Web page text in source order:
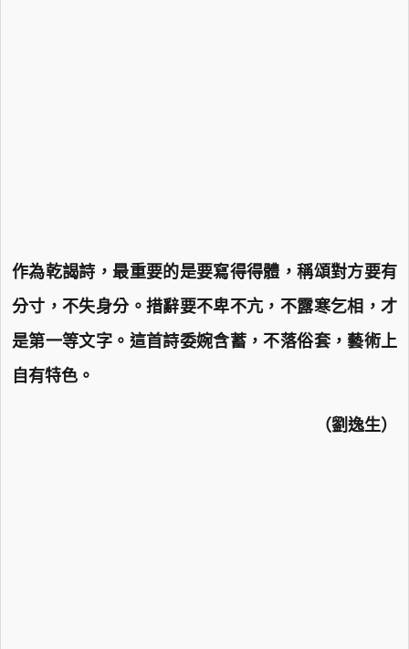
作為乾謁詩，最重要的是要寫得得體，稱頌對方要有
分寸，不失身分。措辭要不卑不亢，不露寒乞相，才
是第一等文字。這首詩委婉含蓄，不落俗套，藝術上
自有特色。
（劉逸生）